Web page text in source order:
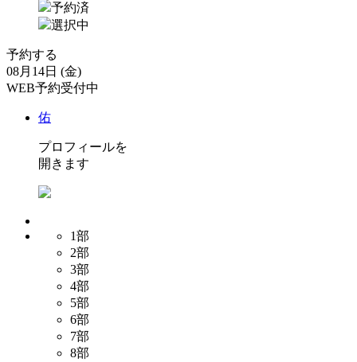
予約済
選択中
予約する
08月14日 (金)
WEB予約受付中
佑
プロフィールを
開きます
1部
2部
3部
4部
5部
6部
7部
8部